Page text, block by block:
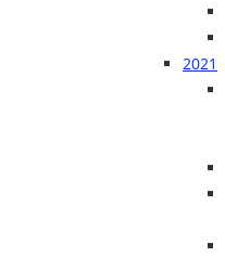
2021